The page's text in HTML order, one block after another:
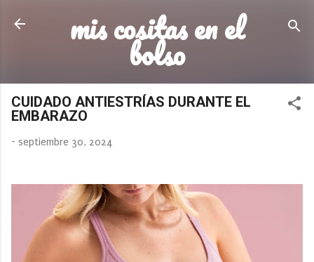
Ir al contenido principal
mis cositas en el
bolso
CUIDADO ANTIESTRÍAS DURANTE EL
EMBARAZO
- septiembre 30, 2024